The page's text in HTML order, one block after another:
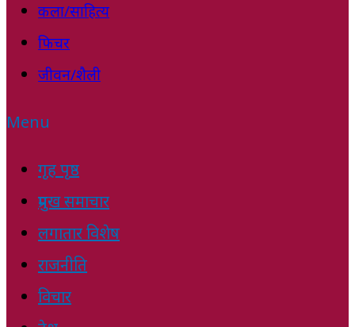
कला/साहित्य
फिचर
जीवन/शैली
Menu
गृह पृष्ठ
प्रमुख समाचार
लगातार विशेष
राजनीति
विचार